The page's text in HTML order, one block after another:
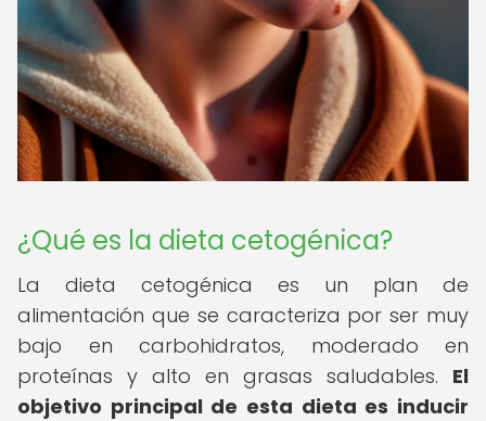
¿Qué es la dieta cetogénica?
La dieta cetogénica es un plan de
alimentación que se caracteriza por ser muy
bajo en carbohidratos, moderado en
proteínas y alto en grasas saludables. El
objetivo principal de esta dieta es inducir